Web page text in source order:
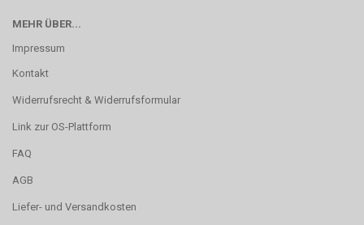
MEHR ÜBER...
Impressum
Kontakt
Widerrufsrecht & Widerrufsformular
Link zur OS-Plattform
FAQ
AGB
Liefer- und Versandkosten